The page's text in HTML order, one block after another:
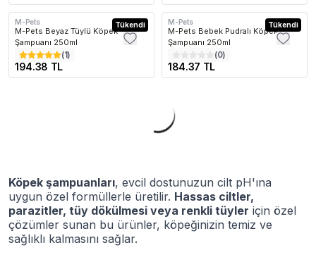
Tükendi
M-Pets
M-Pets Beyaz Tüylü Köpek
Şampuanı 250ml
(1)
194.38 TL
Tükendi
M-Pets
M-Pets Bebek Pudralı Köpek
Şampuanı 250ml
(0)
184.37 TL
Köpek şampuanları, evcil dostunuzun cilt pH'ına
uygun özel formüllerle üretilir. Hassas ciltler,
parazitler, tüy dökülmesi veya renkli tüyler için özel
çözümler sunan bu ürünler, köpeğinizin temiz ve
sağlıklı kalmasını sağlar.